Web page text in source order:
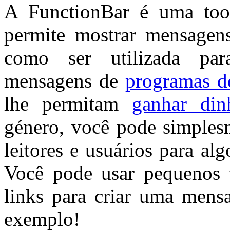
A FunctionBar é uma
permite mostrar
como ser utilizada
mensagens deprogramas
lhe permitam ganhar
género, você pode
leitores e usuários para
Você pode usar
links para criar uma
exemplo!